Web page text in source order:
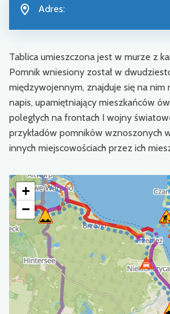
Adres:
Tablica umieszczona jest w murze z
Pomnik wniesiony został w
międzywojennym, znajduje się na nim
napis, upamiętniający mieszkańców
poległych na frontach I wojny
przykładów pomników wznoszonych
innych miejscowościach przez ich
+
−